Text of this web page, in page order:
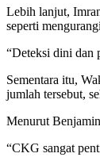
Lebih lanjut,
seperti
“Deteksi dini dan
Sementara itu,
jumlah tersebut,
Menurut
“CKG sangat